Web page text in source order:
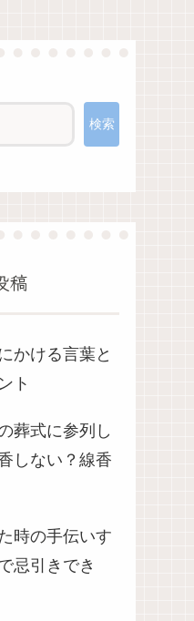
検索
稿
かける言葉と
ト
葬式に参列し
しない？線香
時の手伝いす
忌引きでき